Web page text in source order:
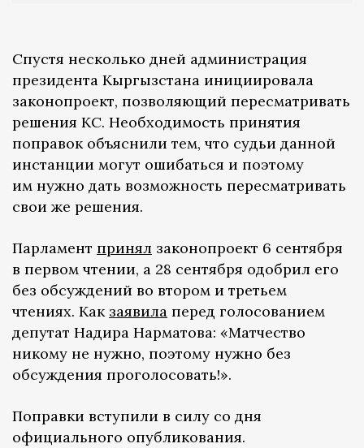
Спустя несколько дней администрация
президента Кыргызстана инициировала
законопроект, позволяющий пересматривать
решения КС. Необходимость принятия
поправок объяснили тем, что судьи данной
инстанции могут ошибаться и поэтому
им нужно дать возможность пересматривать
свои же решения.
Парламент принял законопроект 6 сентября
в первом чтении, а 28 сентября одобрил его
без обсуждений во втором и третьем
чтениях. Как заявила перед голосованием
депутат Надира Нарматова: «Матчество
никому не нужно, поэтому нужно без
обсуждения проголосовать!».
Поправки вступили в силу со дня
официального опубликования.